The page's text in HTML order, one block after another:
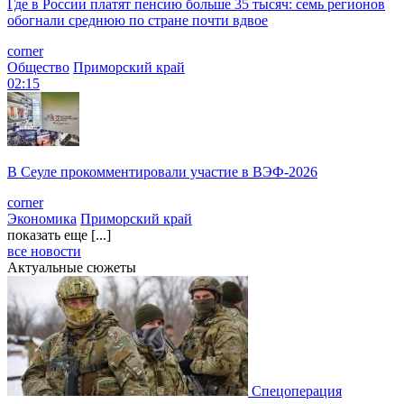
Где в России платят пенсию больше 35 тысяч: семь регионов
обогнали среднюю по стране почти вдвое
corner
Общество Приморский край
02:15
В Сеуле прокомментировали участие в ВЭФ-2026
corner
Экономика Приморский край
показать еще [...]
все новости
Актуальные сюжеты
Спецоперация